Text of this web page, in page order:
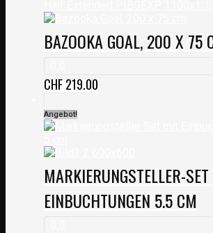
BAZOOKA GOAL, 200 X 75
CHF219.00
Angebot!
MARKIERUNGSTELLER-
EINBUCHTUNGEN 5.5 CM